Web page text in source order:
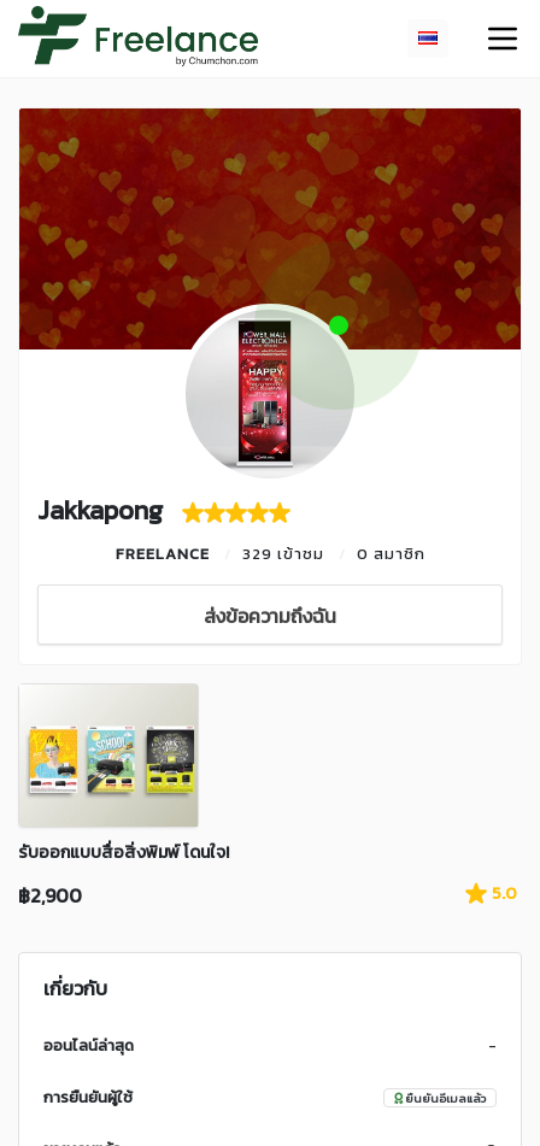
Jakkapong
FREELANCE 329 เข้าชม 0 สมาชิก
ส่งข้อความถึงฉัน
รับออกแบบสื่อสิ่งพิมพ์ โดนใจ!
฿2,900 5.0
เกี่ยวกับ
ออนไลน์ล่าสุด -
การยืนยันผู้ใช้ ยืนยันอีเมลแล้ว